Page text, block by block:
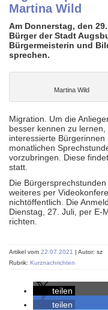
Martina Wild
Am Donnerstag, den
Bürger der Stadt
Bürgermeisterin und
sprechen.
Martina Wild
Migration. Um die
besser kennen zu
interessierte
monatlichen
vorzubringen. Diese
statt.
Die
weiteres per
nichtöffentlich. Die
Dienstag, 27. Juli, per E-
richten.
Artikel vom 22.07.2021 | Autor: sz
Rubrik: Kurznachrichten
teilen
teilen